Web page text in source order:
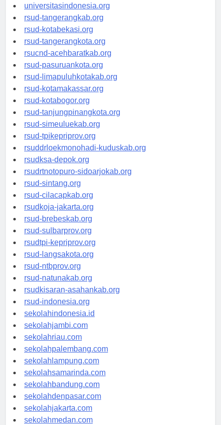
universitassamarinda.id
universitasindonesia.org
rsud-tangerangkab.org
rsud-kotabekasi.org
rsud-tangerangkota.org
rsucnd-acehbaratkab.org
rsud-pasuruankota.org
rsud-limapuluhkotakab.org
rsud-kotamakassar.org
rsud-kotabogor.org
rsud-tanjungpinangkota.org
rsud-simeuluekab.org
rsud-tpikepriprov.org
rsuddrloekmonohadi-kuduskab.org
rsudksa-depok.org
rsudrtnotopuro-sidoarjokab.org
rsud-sintang.org
rsud-cilacapkab.org
rsudkoja-jakarta.org
rsud-brebeskab.org
rsud-sulbarprov.org
rsudtpi-kepriprov.org
rsud-langsakota.org
rsud-ntbprov.org
rsud-natunakab.org
rsudkisaran-asahankab.org
rsud-indonesia.org
sekolahindonesia.id
sekolahjambi.com
sekolahriau.com
sekolahpalembang.com
sekolahlampung.com
sekolahsamarinda.com
sekolahbandung.com
sekolahdenpasar.com
sekolahjakarta.com